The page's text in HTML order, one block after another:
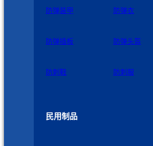
防弹装甲 防弹衣
防弹插板 防弹头盔
防刺鞋 防刺服
民用制品